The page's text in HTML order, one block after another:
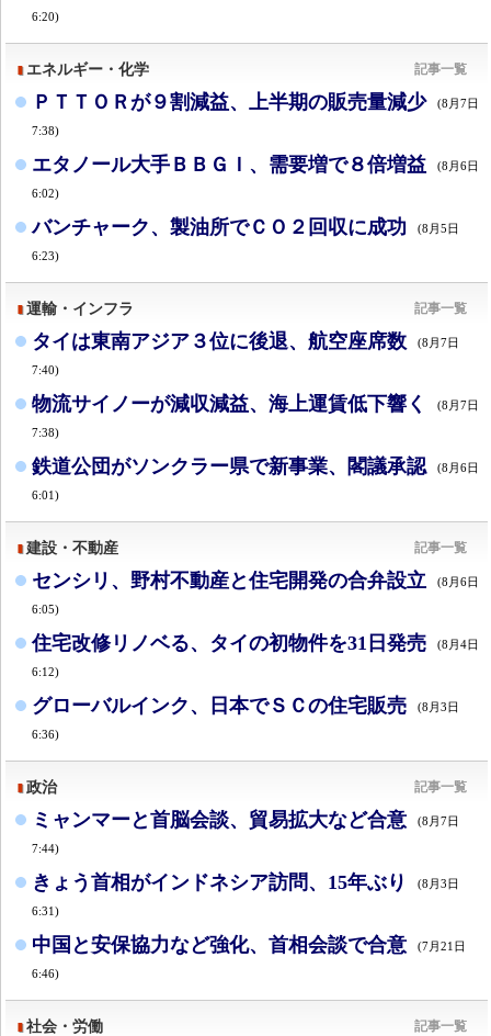
6:20)
エネルギー・化学 記事一覧
ＰＴＴＯＲが９割減益、上半期の販売量減少 (8月7日
7:38)
エタノール大手ＢＢＧＩ、需要増で８倍増益 (8月6日
6:02)
バンチャーク、製油所でＣＯ２回収に成功 (8月5日
6:23)
運輸・インフラ 記事一覧
タイは東南アジア３位に後退、航空座席数 (8月7日
7:40)
物流サイノーが減収減益、海上運賃低下響く (8月7日
7:38)
鉄道公団がソンクラー県で新事業、閣議承認 (8月6日
6:01)
建設・不動産 記事一覧
センシリ、野村不動産と住宅開発の合弁設立 (8月6日
6:05)
住宅改修リノベる、タイの初物件を31日発売 (8月4日
6:12)
グローバルインク、日本でＳＣの住宅販売 (8月3日
6:36)
政治 記事一覧
ミャンマーと首脳会談、貿易拡大など合意 (8月7日
7:44)
きょう首相がインドネシア訪問、15年ぶり (8月3日
6:31)
中国と安保協力など強化、首相会談で合意 (7月21日
6:46)
社会・労働 記事一覧